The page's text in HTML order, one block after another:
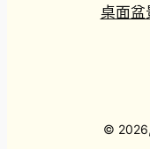
桌面盆
©